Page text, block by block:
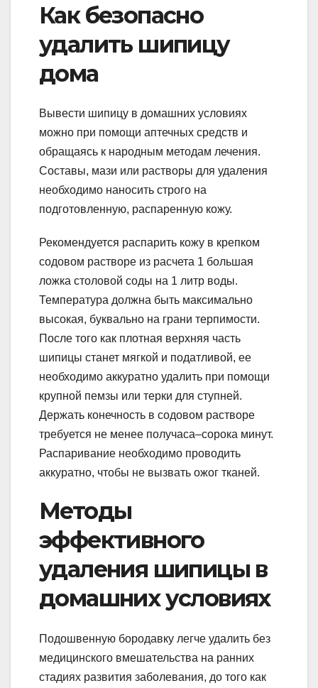
Как безопасно
удалить шипицу
дома
Вывести шипицу в домашних условиях
можно при помощи аптечных средств и
обращаясь к народным методам лечения.
Составы, мази или растворы для удаления
необходимо наносить строго на
подготовленную, распаренную кожу.
Рекомендуется распарить кожу в крепком
содовом растворе из расчета 1 большая
ложка столовой соды на 1 литр воды.
Температура должна быть максимально
высокая, буквально на грани терпимости.
После того как плотная верхняя часть
шипицы станет мягкой и податливой, ее
необходимо аккуратно удалить при помощи
крупной пемзы или терки для ступней.
Держать конечность в содовом растворе
требуется не менее получаса–сорока минут.
Распаривание необходимо проводить
аккуратно, чтобы не вызвать ожог тканей.
Методы
эффективного
удаления шипицы в
домашних условиях
Подошвенную бородавку легче удалить без
медицинского вмешательства на ранних
стадиях развития заболевания, до того как